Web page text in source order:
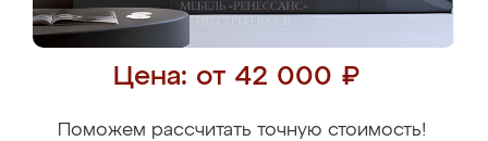
Цена: от 42 000 ₽
Поможем рассчитать точную стоимость!